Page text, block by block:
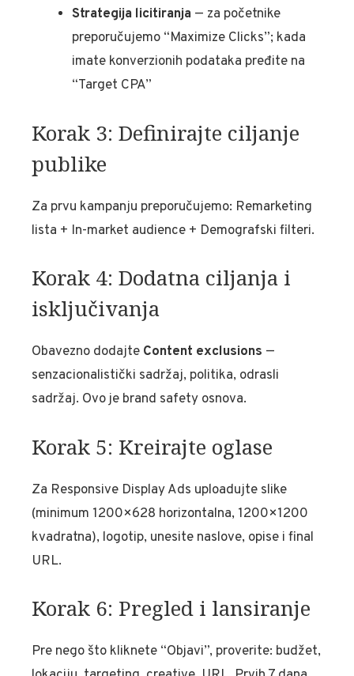
Strategija licitiranja — za početnike
preporučujemo “Maximize Clicks”; kada
imate konverzionih podataka pređite na
“Target CPA”
Korak 3: Definirajte ciljanje
publike
Za prvu kampanju preporučujemo: Remarketing
lista + In-market audience + Demografski filteri.
Korak 4: Dodatna ciljanja i
isključivanja
Obavezno dodajte Content exclusions —
senzacionalistički sadržaj, politika, odrasli
sadržaj. Ovo je brand safety osnova.
Korak 5: Kreirajte oglase
Za Responsive Display Ads uploadujte slike
(minimum 1200×628 horizontalna, 1200×1200
kvadratna), logotip, unesite naslove, opise i final
URL.
Korak 6: Pregled i lansiranje
Pre nego što kliknete “Objavi”, proverite: budžet,